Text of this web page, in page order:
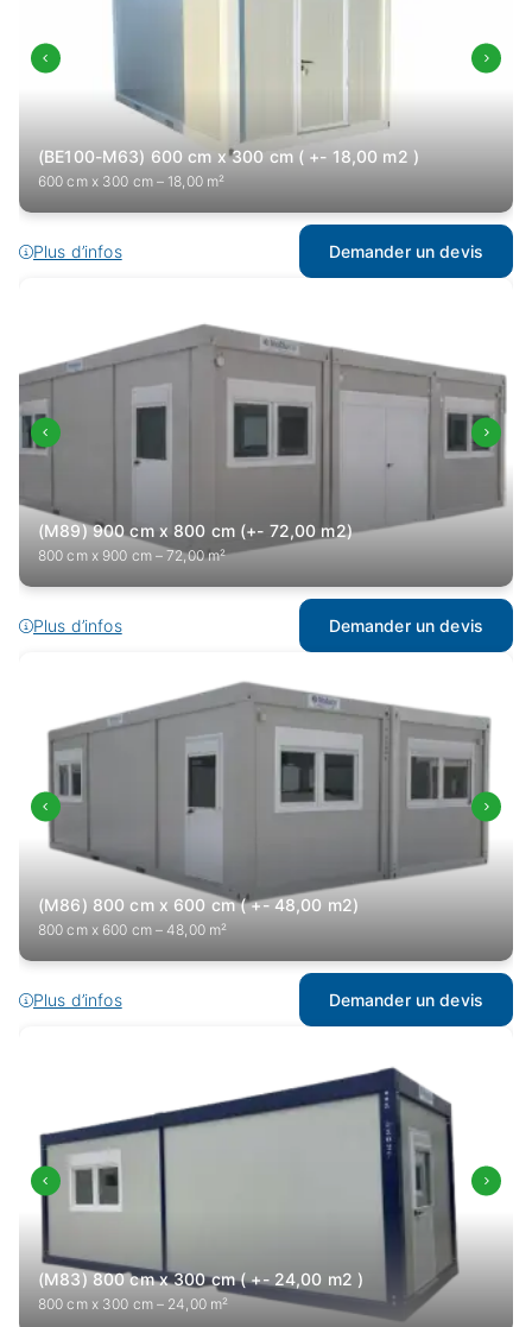
(BE100-M63) 600 cm x 300 cm ( +- 18,00 m2 )
600 cm x 300 cm – 18,00 m²
Plus d’infos Demander un devis
(M89) 900 cm x 800 cm (+- 72,00 m2)
800 cm x 900 cm – 72,00 m²
Plus d’infos Demander un devis
(M86) 800 cm x 600 cm ( +- 48,00 m2)
800 cm x 600 cm – 48,00 m²
Plus d’infos Demander un devis
(M83) 800 cm x 300 cm ( +- 24,00 m2 )
800 cm x 300 cm – 24,00 m²